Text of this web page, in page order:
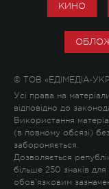
КИНО
© ТОВ «ЕДІМЕДІА-
Усі права на
відповідно до
Використання
(в повному обсязі)
забороняється.
Дозволяється
більше 250 знаків
обов'язковим